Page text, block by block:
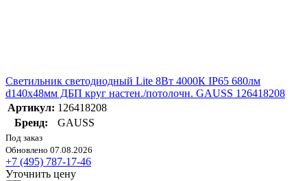
Светильник светодиодный Lite 8Вт 4000К IP65 680лм
d140х48мм ДБП круг настен./потолочн. GAUSS 126418208
Артикул: 126418208
Бренд:
GAUSS
Под заказ
Обновлено 07.08.2026
+7 (495) 787-17-46
Уточнить цену